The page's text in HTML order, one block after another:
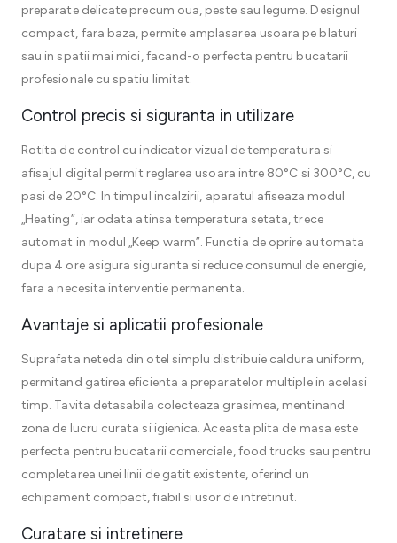
preparate delicate precum oua, peste sau legume. Designul
compact, fara baza, permite amplasarea usoara pe blaturi
sau in spatii mai mici, facand-o perfecta pentru bucatarii
profesionale cu spatiu limitat.
Control precis si siguranta in utilizare
Rotita de control cu indicator vizual de temperatura si
afisajul digital permit reglarea usoara intre 80°C si 300°C, cu
pasi de 20°C. In timpul incalzirii, aparatul afiseaza modul
„Heating”, iar odata atinsa temperatura setata, trece
automat in modul „Keep warm”. Functia de oprire automata
dupa 4 ore asigura siguranta si reduce consumul de energie,
fara a necesita interventie permanenta.
Avantaje si aplicatii profesionale
Suprafata neteda din otel simplu distribuie caldura uniform,
permitand gatirea eficienta a preparatelor multiple in acelasi
timp. Tavita detasabila colecteaza grasimea, mentinand
zona de lucru curata si igienica. Aceasta plita de masa este
perfecta pentru bucatarii comerciale, food trucks sau pentru
completarea unei linii de gatit existente, oferind un
echipament compact, fiabil si usor de intretinut.
Curatare si intretinere